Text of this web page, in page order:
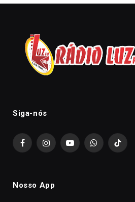
Siga-nós
FacebookInstagramYouTubeWhatsAppTikTok
Nosso App